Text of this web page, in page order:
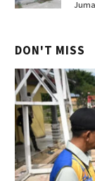
DON'T MISS